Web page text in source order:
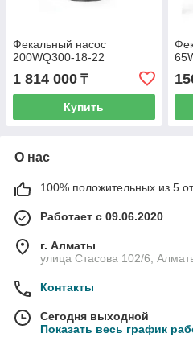
Фекальный насос
200WQ300-18-22
1 814 000 ₸
Купить
О нас
100% положительных из 5
Работает с 09.06.2020
г. Алматы
улица Стасова 102/6,
Контакты
Сегодня выходной
Показать весь график